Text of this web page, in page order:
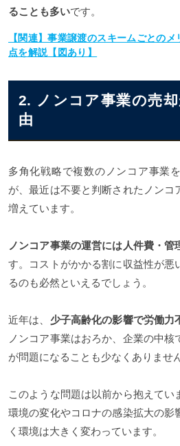
ることも多いです。
【関連】事業譲渡のスキームごとの
点を解説【図あり】
2. ノンコア事業の売
由
多角化戦略で複数のノンコア事業
が、最近は不要と判断されたノンコ
増えています。
ノンコア事業の運営には人件費・管
す。コストがかかる割に収益性が悪
るのも必然といえるでしょう。
近年は、 少子高齢化の影響で労働力
ノンコア事業はおろか、企業の中核
が問題になることも少なくありません
このような問題は以前から抱えて
環境の変化やコロナの感染拡大の影
く環境は大きく変わっています。